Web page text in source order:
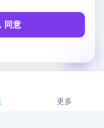
更多
同意